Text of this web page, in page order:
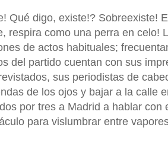
Qué digo, existe!? Sobreexiste!
respira como una perra en celo!
de actos habituales;
del partido cuentan con sus
sus periodistas de
de los ojos y bajar a la calle
por tres a Madrid a hablar
para vislumbrar entre